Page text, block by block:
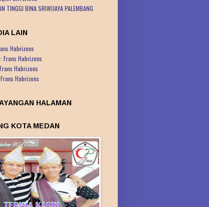
TINGGI BINA SRIWIJAYA PALEMBANG
LAIN
Habrizons
Frans Habrizons
Habrizons
Habrizons
HALAMAN
KOTA MEDAN